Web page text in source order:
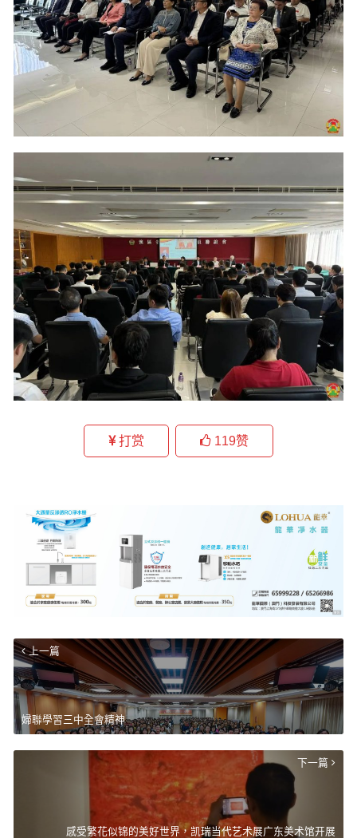
打赏 119赞
上一篇
婦聯學習三中全會精神
下一篇
感受繁花似锦的美好世界，凯瑞当代艺术展广东美术馆开展